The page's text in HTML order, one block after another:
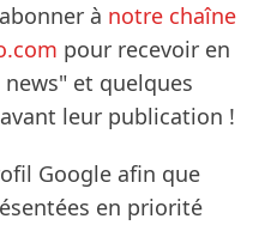
à notre chaîne
pour recevoir en
et quelques
leur publication !
Google afin que
en priorité